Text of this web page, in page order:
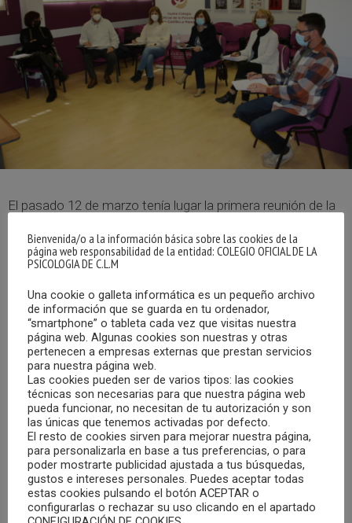
El pasado 12 de marzo tenía lugar la primera reunión de la
Castilla-La Mancha correspondiente al año 2022
aprobación de la memoria de actividades 2021 y el plan de
trabajo 2022, así como la presentación y aprobación de la
memoria económica 2021, el balance de gastos 2021 y el
presupuesto para 2022.
Otras de las cuestiones abordadas fueron las acciones y
proyectos vinculados con el Consejo General de la
Psicología de España, y las reuniones y actos
institucionales llevados a cabo.
También se ofreció información sobre las acciones
Bienvenida/o a la información básica sobre las cookies de la
página web responsabilidad de la entidad: COLEGIO OFICIAL DE LA
PSICOLOGIA DE C.L.M
Una cookie o galleta informática es un pequeño archivo
de información que se guarda en tu ordenador,
“smartphone” o tableta cada vez que visitas nuestra
página web. Algunas cookies son nuestras y otras
pertenecen a empresas externas que prestan servicios
para nuestra página web.
Las cookies pueden ser de varios tipos: las cookies
técnicas son necesarias para que nuestra página web
pueda funcionar, no necesitan de tu autorización y son
las únicas que tenemos activadas por defecto.
El resto de cookies sirven para mejorar nuestra página,
para personalizarla en base a tus preferencias, o para
poder mostrarte publicidad ajustada a tus búsquedas,
gustos e intereses personales. Puedes aceptar todas
estas cookies pulsando el botón ACEPTAR o
configurarlas o rechazar su uso clicando en el apartado